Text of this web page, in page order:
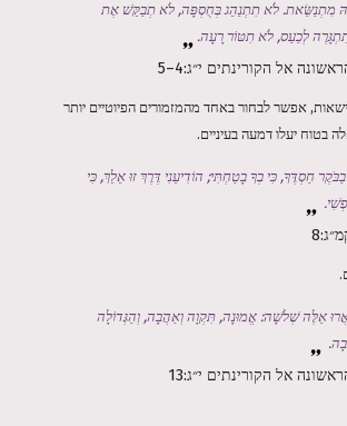
מִתְנַשֵּׂאת. לֹא תִתְנַהֵג בְּחֻסְפָּה, לֹא תְבַקֵּשׁ אֶת
לְכַעַס, לֹא תִטּוֹר רָעָה.
אל הקורינתים י״ג:4–5
אפשר לבחור באחד מהמזמורים הפיוטיים יותר
בטוח יעלו דמעה בעיניים.
חַסְדֶּךָ, כִּי בְךָ בָטַחְתִּי; הוֹדִיעֵנִי דֶּרֶךְ זוּ אֵלֵךְ, כִּי
אֵלֶּה שְׁלֹשָׁה: אֱמוּנָה, תִּקְוָה וְאַהֲבָה, וְהַגְּדוֹלָה
אל הקורינתים י״ג:13